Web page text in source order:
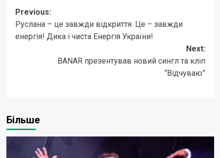
Post
navigation
Previous:
Руслана – це завжди відкриття. Це – завжди
енергія! Дика і чиста Енергія України!
Next:
BANAR презентував новий сингл та кліп
“Відчуваю”
Більше